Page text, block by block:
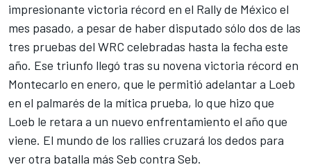
impresionante victoria récord en el Rally de México el
mes pasado, a pesar de haber disputado sólo dos de las
tres pruebas del WRC celebradas hasta la fecha este
año. Ese triunfo llegó tras su novena victoria récord en
Montecarlo en enero, que le permitió adelantar a Loeb
en el palmarés de la mítica prueba, lo que hizo que
Loeb le retara a un nuevo enfrentamiento el año que
viene. El mundo de los rallies cruzará los dedos para
ver otra batalla más Seb contra Seb.